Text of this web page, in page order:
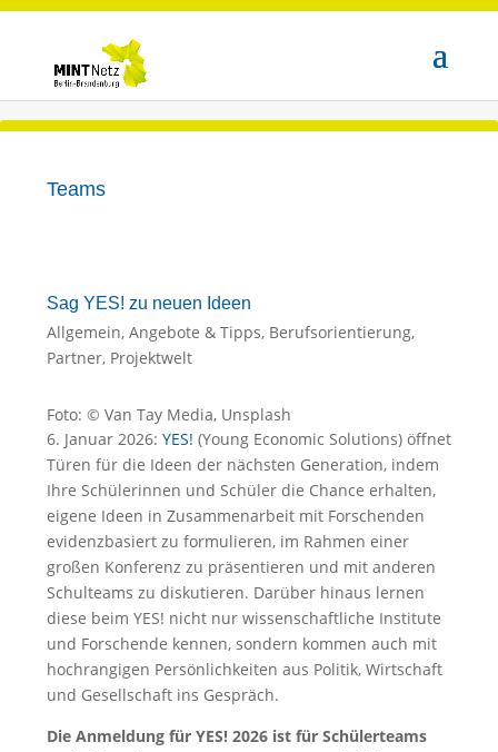
Teams
Sag YES! zu neuen Ideen
Allgemein, Angebote & Tipps, Berufsorientierung,
Partner, Projektwelt
Foto: © Van Tay Media, Unsplash
6. Januar 2026: YES! (Young Economic Solutions) öffnet
Türen für die Ideen der nächsten Generation, indem
Ihre Schülerinnen und Schüler die Chance erhalten,
eigene Ideen in Zusammenarbeit mit Forschenden
evidenzbasiert zu formulieren, im Rahmen einer
großen Konferenz zu präsentieren und mit anderen
Schulteams zu diskutieren. Darüber hinaus lernen
diese beim YES! nicht nur wissenschaftliche Institute
und Forschende kennen, sondern kommen auch mit
hochrangigen Persönlichkeiten aus Politik, Wirtschaft
und Gesellschaft ins Gespräch.
Die Anmeldung für YES! 2026 ist für Schülerteams